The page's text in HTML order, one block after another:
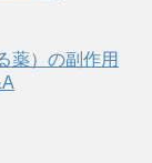
薬）の副作用